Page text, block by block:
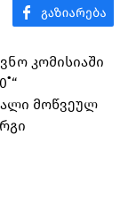
კომისიაში
მოწვეულ